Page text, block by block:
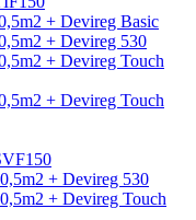
+ Devireg Basic
+ Devireg 530
+ Devireg Touch
+ Devireg Touch
+ Devireg 530
+ Devireg Touch